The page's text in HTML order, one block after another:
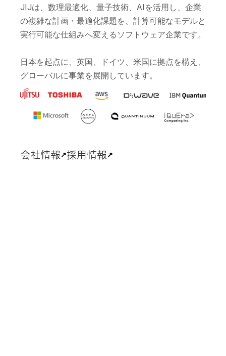
JIJは、数理最適化、量子技術、AIを活用し、企業
の複雑な計画・最適化課題を、計算可能なモデルと
実行可能な仕組みへ変えるソフトウェア企業です。
日本を起点に、英国、ドイツ、米国に拠点を構え、
グローバルに事業を展開しています。
会社情報↗採用情報↗